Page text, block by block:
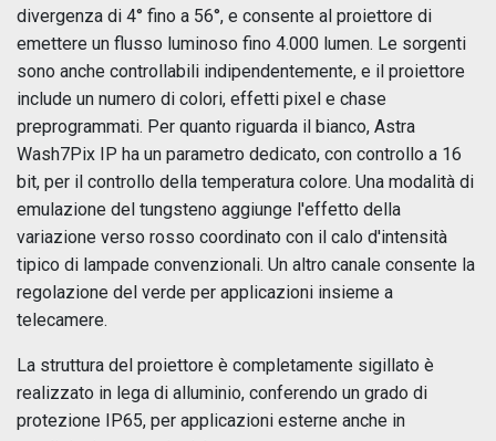
divergenza di 4° fino a 56°, e consente al proiettore di
emettere un flusso luminoso fino 4.000 lumen. Le sorgenti
sono anche controllabili indipendentemente, e il proiettore
include un numero di colori, effetti pixel e chase
preprogrammati. Per quanto riguarda il bianco, Astra
Wash7Pix IP ha un parametro dedicato, con controllo a 16
bit, per il controllo della temperatura colore. Una modalità di
emulazione del tungsteno aggiunge l'effetto della
variazione verso rosso coordinato con il calo d'intensità
tipico di lampade convenzionali. Un altro canale consente la
regolazione del verde per applicazioni insieme a
telecamere.
La struttura del proiettore è completamente sigillato è
realizzato in lega di alluminio, conferendo un grado di
protezione IP65, per applicazioni esterne anche in